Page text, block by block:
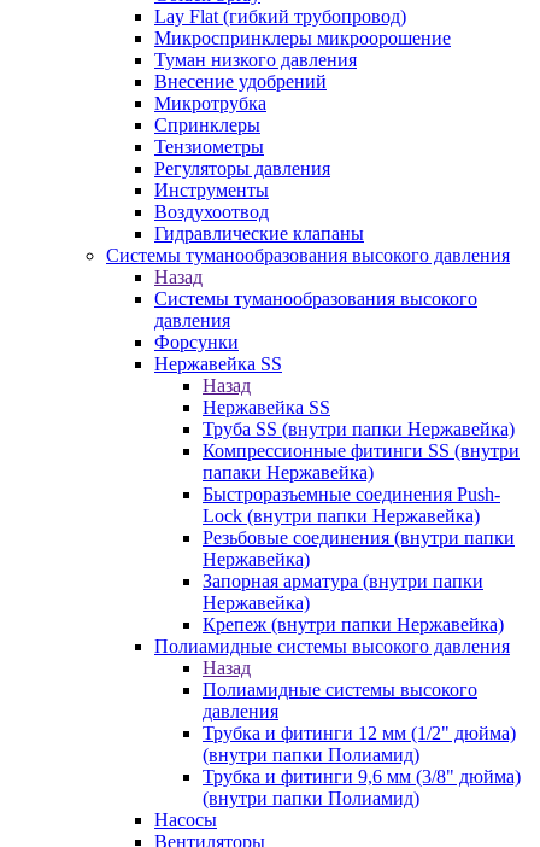
Lay Flat (гибкий трубопровод)
Микроспринклеры микроорошение
Туман низкого давления
Внесение удобрений
Микротрубка
Спринклеры
Тензиометры
Регуляторы давления
Инструменты
Воздухоотвод
Гидравлические клапаны
Системы туманообразования высокого давления
Назад
Системы туманообразования высокого
давления
Форсунки
Нержавейка SS
Назад
Нержавейка SS
Труба SS (внутри папки Нержавейка)
Компрессионные фитинги SS (внутри
папаки Нержавейка)
Быстроразъемные соединения Push-
Lock (внутри папки Нержавейка)
Резьбовые соединения (внутри папки
Нержавейка)
Запорная арматура (внутри папки
Нержавейка)
Крепеж (внутри папки Нержавейка)
Полиамидные системы высокого давления
Назад
Полиамидные системы высокого
давления
Трубка и фитинги 12 мм (1/2" дюйма)
(внутри папки Полиамид)
Трубка и фитинги 9,6 мм (3/8" дюйма)
(внутри папки Полиамид)
Насосы
Вентиляторы